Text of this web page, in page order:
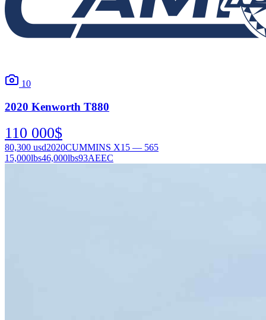
10
2020 Kenworth T880
110 000$
80,300 usd2020CUMMINS X15 — 565
15,000lbs46,000lbs93AEEC